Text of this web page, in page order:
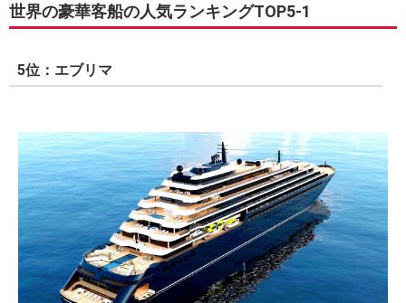
世界の豪華客船の人気ランキングTOP5-1
5位：エブリマ